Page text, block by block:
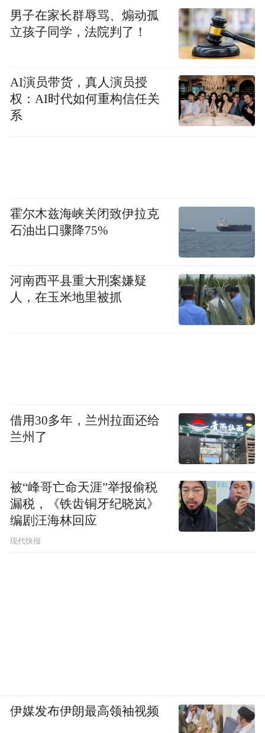
从500余项民生“小更新”次第开花，到荣膺第
七届全国文明城市……丰城用一针一线“绣”
出的，已远不止城市面貌之变。
这座城市每一处细微的更新背后，都是对寻
常日子最深情的丈量；每一份稳稳的幸福，
都在诉说着建设人民城市最朴素的真谛。
（刘友勤 江西日报全媒体记者 邹海斌）
男子在家长群辱骂、煽动孤
立孩子同学，法院判了！
AI演员带货，真人演员授
权：AI时代如何重构信任关
系
霍尔木兹海峡关闭致伊拉克
石油出口骤降75%
河南西平县重大刑案嫌疑
人，在玉米地里被抓
借用30多年，兰州拉面还给
兰州了
被“峰哥亡命天涯”举报偷税
漏税，《铁齿铜牙纪晓岚》
编剧汪海林回应
现代快报
伊媒发布伊朗最高领袖视频